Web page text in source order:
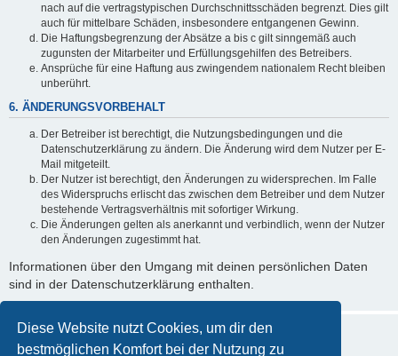
Diese Website nutzt Cookies, um dir den
bestmöglichen Komfort bei der Nutzung zu
nach auf die vertragstypischen Durchschnittsschäden begrenzt. Dies gilt
auch für mittelbare Schäden, insbesondere entgangenen Gewinn.
Die Haftungsbegrenzung der Absätze a bis c gilt sinngemäß auch
zugunsten der Mitarbeiter und Erfüllungsgehilfen des Betreibers.
Ansprüche für eine Haftung aus zwingendem nationalem Recht bleiben
unberührt.
6. ÄNDERUNGSVORBEHALT
Der Betreiber ist berechtigt, die Nutzungsbedingungen und die
Datenschutzerklärung zu ändern. Die Änderung wird dem Nutzer per E-
Mail mitgeteilt.
Der Nutzer ist berechtigt, den Änderungen zu widersprechen. Im Falle
des Widerspruchs erlischt das zwischen dem Betreiber und dem Nutzer
bestehende Vertragsverhältnis mit sofortiger Wirkung.
Die Änderungen gelten als anerkannt und verbindlich, wenn der Nutzer
den Änderungen zugestimmt hat.
Informationen über den Umgang mit deinen persönlichen Daten
sind in der Datenschutzerklärung enthalten.